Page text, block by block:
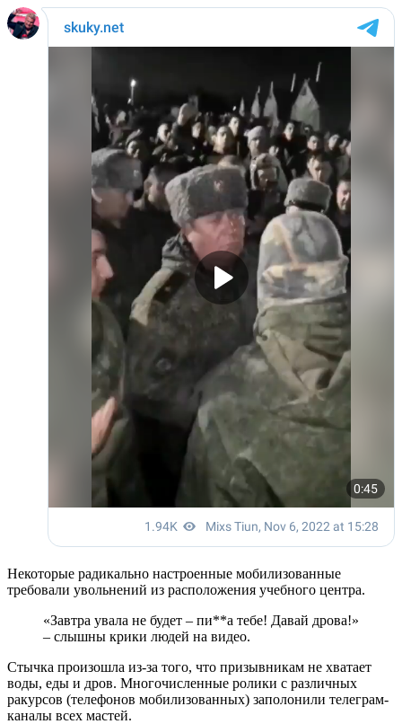
Некоторые радикально настроенные мобилизованные
требовали увольнений из расположения учебного центра.
«Завтра увала не будет – пи**а тебе! Давай дрова!»
– слышны крики людей на видео.
Стычка произошла из-за того, что призывникам не хватает
воды, еды и дров. Многочисленные ролики с различных
ракурсов (телефонов мобилизованных) заполонили телеграм-
каналы всех мастей.